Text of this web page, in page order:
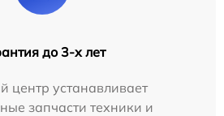
до 3-х лет
центр устанавливает
запчасти техники и